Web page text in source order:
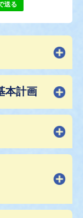
送る
本計画